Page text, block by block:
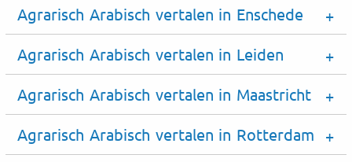
Agrarisch Arabisch vertalen in Enschede
Agrarisch Arabisch vertalen in Leiden
Agrarisch Arabisch vertalen in Maastricht
Agrarisch Arabisch vertalen in Rotterdam